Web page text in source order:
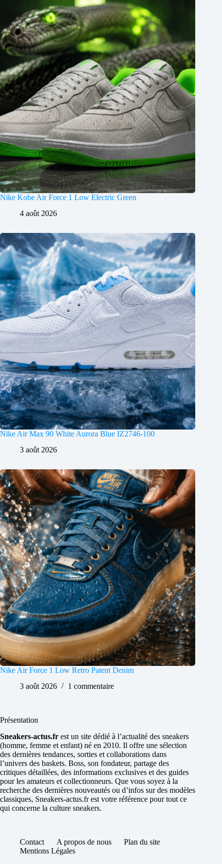
Nike Kobe Air Force 1 Low Electric Green
4 août 2026
Nike Air Max 90 White Aurora Blue IZ2746-100
3 août 2026
Nike Air Force 1 Low Retro Patent Denim
3 août 2026
1 commentaire
Présentation
Sneakers-actus.fr est un site dédié à l’actualité des sneakers
(homme, femme et enfant) né en 2010. Il offre une sélection
des dernières tendances, sorties et collaborations dans
l’univers des baskets. Boss, son fondateur, partage des
critiques détaillées, des informations exclusives et des guides
pour les amateurs et collectionneurs. Que vous soyez à la
recherche des dernières nouveautés ou d’infos sur des modèles
classiques, Sneakers-actus.fr est votre référence pour tout ce
qui concerne la culture sneakers.
Contact A propos de nous
Plan du site
Mentions Légales